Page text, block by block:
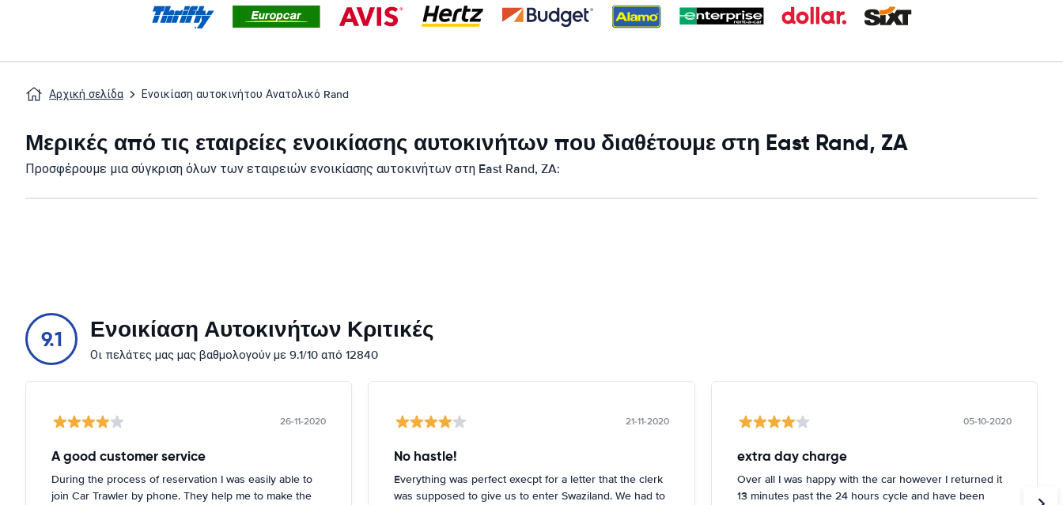
Αρχική σελίδα Ενοικίαση αυτοκινήτου Ανατολικό Rand
Μερικές από τις εταιρείες ενοικίασης αυτοκινήτων που διαθέτουμε στη East Rand, ZA
Προσφέρουμε μια σύγκριση όλων των εταιρειών ενοικίασης αυτοκινήτων στη East Rand, ZA:
9.1 Ενοικίαση Αυτοκινήτων Κριτικές
Οι πελάτες μας μας βαθμολογούν με 9.1/10 από 12840
26-11-2020
A good customer service
During the process of reservation I was easily able to
join Car Trawler by phone. They help me to make the
21-11-2020
No hastle!
Everything was perfect execpt for a letter that the clerk
was supposed to give us to enter Swaziland. We had to
05-10-2020
extra day charge
Over all I was happy with the car however I returned it
13 minutes past the 24 hours cycle and have been